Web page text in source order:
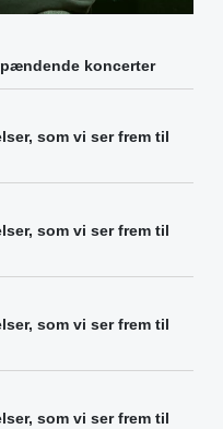
koncerter
som vi ser frem til
som vi ser frem til
som vi ser frem til
som vi ser frem til